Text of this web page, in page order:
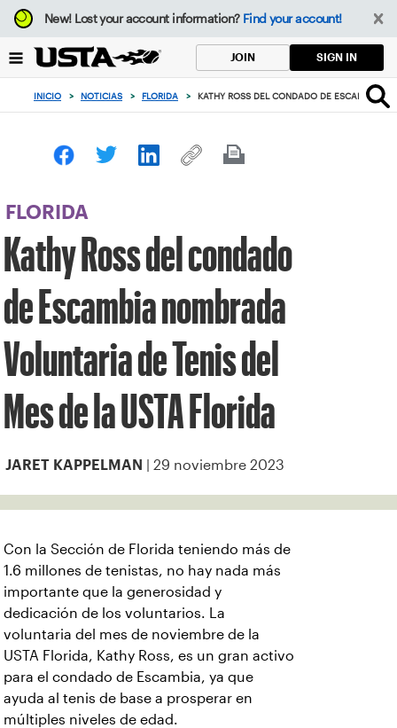
Enfoque
desde
botón
volver
principio
New!Lost your account information? Find your account!
JOIN SIGN IN
INICIO > NOTICIAS > FLORIDA > KATHY ROSS DEL CONDADO DE ESCAMBIA
FLORIDA
Kathy Ross del condado
de Escambia nombrada
Voluntaria de Tenis del
Mes de la USTA Florida
JARET KAPPELMAN | 29 noviembre 2023
Con la Sección de Florida teniendo más de
1.6 millones de tenistas, no hay nada más
importante que la generosidad y
dedicación de los voluntarios. La
voluntaria del mes de noviembre de la
USTA Florida, Kathy Ross, es un gran activo
para el condado de Escambia, ya que
ayuda al tenis de base a prosperar en
múltiples niveles de edad.